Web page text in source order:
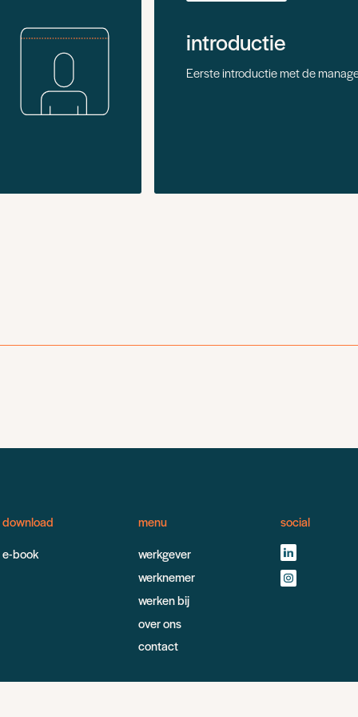
introductie
Eerste introductie met de
download
e-book
menu
werkgever
werknemer
werken bij
over ons
contact
social